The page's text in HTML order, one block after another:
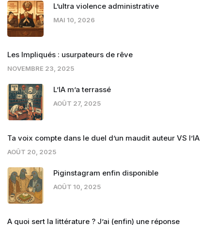
L’ultra violence administrative
MAI 10, 2026
Les Impliqués : usurpateurs de rêve
NOVEMBRE 23, 2025
L’IA m’a terrassé
AOÛT 27, 2025
Ta voix compte dans le duel d’un maudit auteur VS l’IA
AOÛT 20, 2025
Piginstagram enfin disponible
AOÛT 10, 2025
A quoi sert la littérature ? J’ai (enfin) une réponse